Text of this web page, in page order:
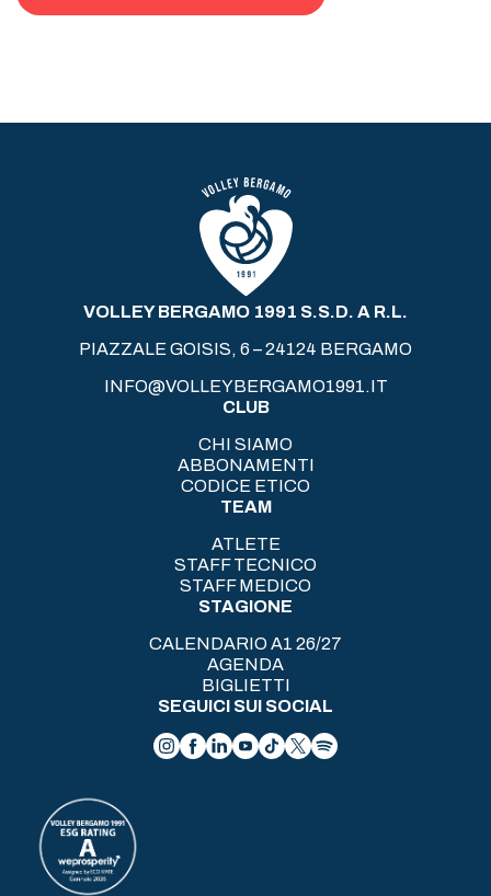
VOLLEY BERGAMO 1991 S.S.D. A R.L.
PIAZZALE GOISIS, 6 – 24124 BERGAMO
INFO@VOLLEYBERGAMO1991.IT
CLUB
CHI SIAMO
ABBONAMENTI
CODICE ETICO
TEAM
ATLETE
STAFF TECNICO
STAFF MEDICO
STAGIONE
CALENDARIO A1 26/27
AGENDA
BIGLIETTI
SEGUICI SUI SOCIAL